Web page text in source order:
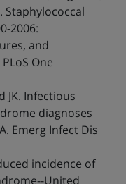
Staphylococcal
2006:
and
One
JK. Infectious
diagnoses
Emerg Infect Dis
incidence of
United